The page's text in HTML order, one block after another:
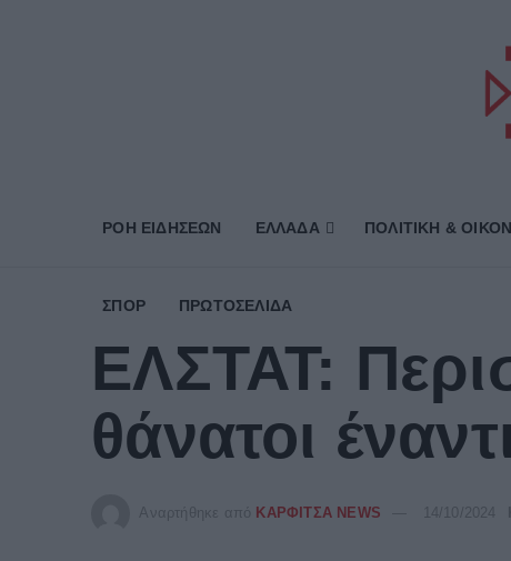
ΡΟΗ ΕΙΔΗΣΕΩΝ ΕΛΛΑΔΑ ΠΟΛΙΤΙΚΗ &
ΣΠΟΡ ΠΡΩΤΟΣΈΛΙΔΑ
ΕΛΣΤΑΤ:
θάνατοι
Αναρτήθηκε από ΚΑΡΦΙΤΣΑ NEWS 14/10/2024